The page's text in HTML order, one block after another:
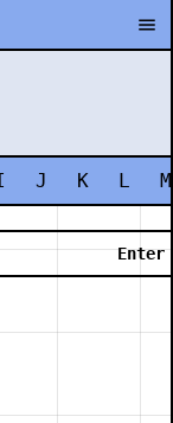
J K L M